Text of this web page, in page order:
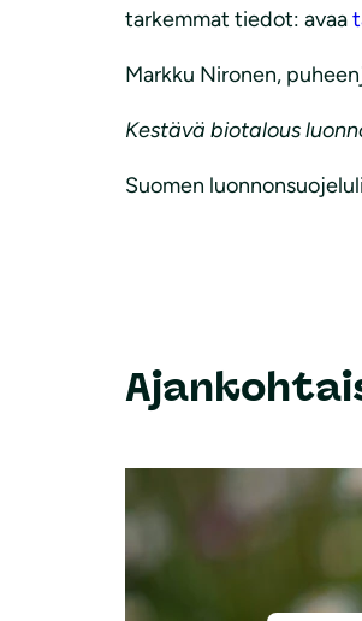
tarkemmat tiedot: avaa
Markku Nironen,
Kestävä biotalous
Suomen